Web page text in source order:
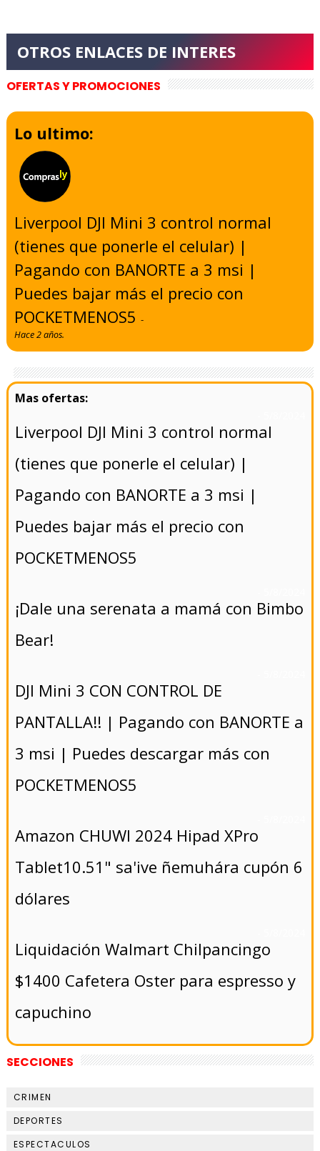
OFERTAS Y PROMOCIONES
Lo ultimo:
Liverpool DJI Mini 3 control normal
(tienes que ponerle el celular) |
Pagando con BANORTE a 3 msi |
Puedes bajar más el precio con
POCKETMENOS5-
Hace 2 años.
Liverpool DJI Mini 3 control normal
(tienes que ponerle el celular) |
Pagando con BANORTE a 3 msi |
Puedes bajar más el precio con
POCKETMENOS5
¡Dale una serenata a mamá con Bimbo
Bear!
DJI Mini 3 CON CONTROL DE
PANTALLA!! | Pagando con BANORTE a
3 msi | Puedes descargar más con
POCKETMENOS5
Amazon CHUWI 2024 Hipad XPro
Tablet10.51" sa'ive ñemuhára cupón 6
dólares
Liquidación Walmart Chilpancingo
$1400 Cafetera Oster para espresso y
capuchino
SECCIONES
CRIMEN
DEPORTES
ESPECTACULOS